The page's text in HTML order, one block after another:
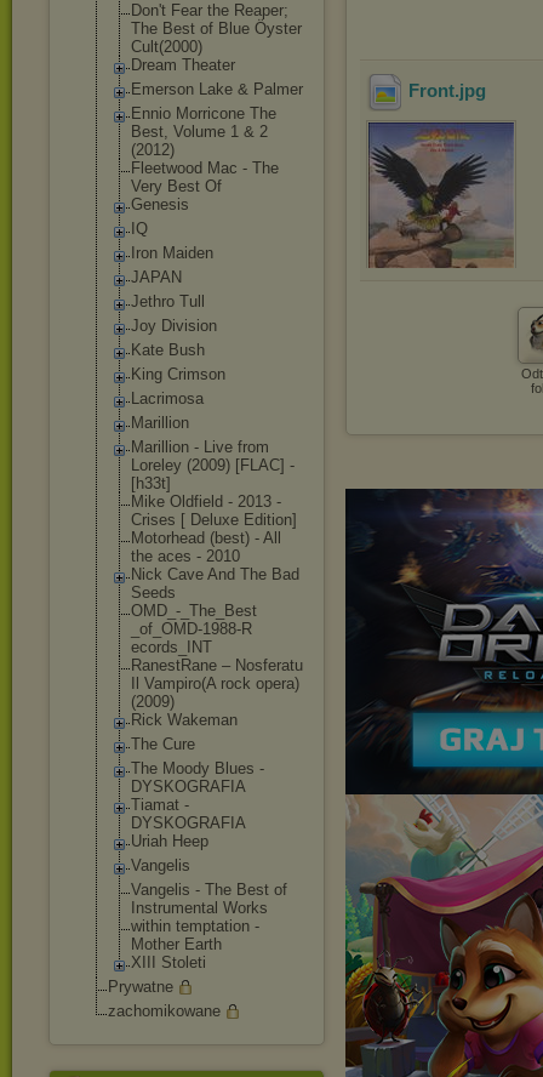
Don't Fear the Reaper;
The Best of Blue Öyster
Cult(2000)
Dream Theater
Emerson Lake & Palmer
Ennio Morricone The
Best, Volume 1 & 2
(2012)
Fleetwood Mac - The
Very Best Of
Genesis
IQ
Iron Maiden
JAPAN
Jethro Tull
Joy Division
Kate Bush
King Crimson
Lacrimosa
Marillion
Marillion - Live from
Loreley (2009) [FLAC] -
[h33t]
Mike Oldfield - 2013 -
Crises [ Deluxe Edition]
Motorhead (best) - All
the aces - 2010
Nick Cave And The Bad
Seeds
OMD_-_The_Best
_of_OMD-1988-R
ecords_INT
RanestRane – Nosferatu
Il Vampiro(A rock opera)
(2009)
Rick Wakeman
The Cure
The Moody Blues -
DYSKOGRAFIA
Tiamat -
DYSKOGRAFIA
Uriah Heep
Vangelis
Vangelis - The Best of
Instrumental Works
within temptation -
Mother Earth
XIII Stoleti
Prywatne
zachomikowane
Front.jpg